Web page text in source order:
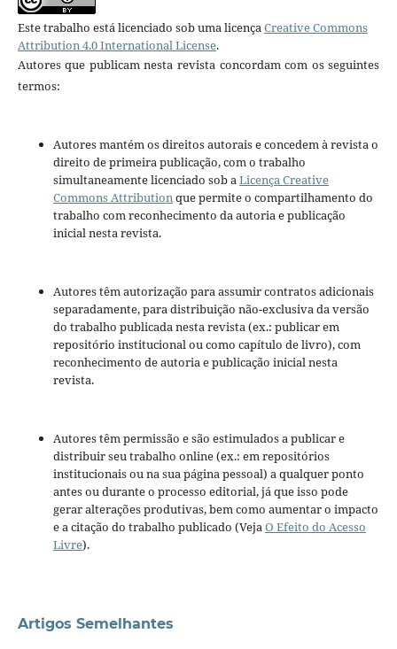
Este trabalho está licenciado sob uma licençaCreative Commons
Attribution 4.0 International License.
Autores que publicam nesta revista concordam com os seguintes
termos:
Autores mantém os direitos autorais e concedem à revista o
direito de primeira publicação, com o trabalho
simultaneamente licenciado sob aLicença Creative
Commons Attributionque permite o compartilhamento do
trabalho com reconhecimento da autoria e publicação
inicial nesta revista.
Autores têm autorização para assumir contratos adicionais
separadamente, para distribuição não-exclusiva da versão
do trabalho publicada nesta revista (ex.: publicar em
repositório institucional ou como capítulo de livro), com
reconhecimento de autoria e publicação inicial nesta
revista.
Autores têm permissão e são estimulados a publicar e
distribuir seu trabalho online (ex.: em repositórios
institucionais ou na sua página pessoal) a qualquer ponto
antes ou durante o processo editorial, já que isso pode
gerar alterações produtivas, bem como aumentar o impacto
e a citação do trabalho publicado (VejaO Efeito do Acesso
Livre).
Artigos Semelhantes